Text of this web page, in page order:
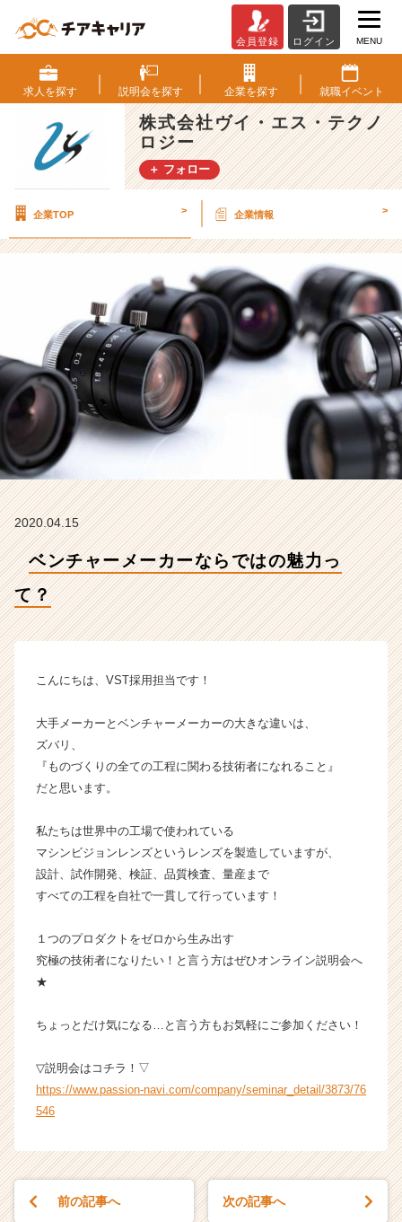
ン
チ
ャ
ー
メ
ー
カ
ら
で
は
の
魅
力
っ
て？
【株
式
会
社
イ・
ク
ノ
イ
ラ
ン】
チ
ャ
ー・
成
企
カ
ト
が
サ
会員登録 ログイン MENU
求人を探す 説明会を探す 企業を探す 就職イベント
株式会社ヴイ・エス・テクノ
ロジー
＋ フォロー
企業TOP > 企業情報 >
2020.04.15
ベンチャーメーカーならではの魅力っ
て？
こんにちは、VST採用担当です！
大手メーカーとベンチャーメーカーの大きな違いは、
ズバリ、
『ものづくりの全ての工程に関わる技術者になれること』
だと思います。
私たちは世界中の工場で使われている
マシンビジョンレンズというレンズを製造していますが、
設計、試作開発、検証、品質検査、量産まで
すべての工程を自社で一貫して行っています！
１つのプロダクトをゼロから生み出す
究極の技術者になりたい！と言う方はぜひオンライン説明会へ
★
ちょっとだけ気になる…と言う方もお気軽にご参加ください！
▽説明会はコチラ！▽
https://www.passion-navi.com/company/seminar_detail/3873/76
546
前の記事へ 次の記事へ